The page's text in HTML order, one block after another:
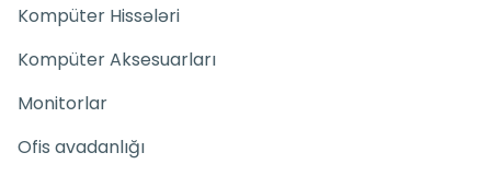
Kompüter Hissələri
Kompüter Aksesuarları
Monitorlar
Ofis avadanlığı